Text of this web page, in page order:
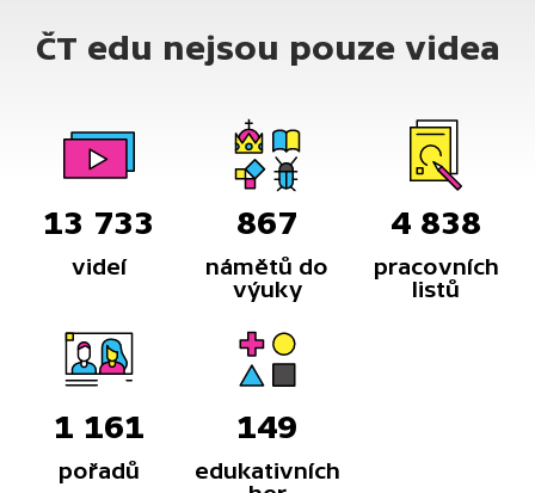
ČT edu nejsou pouze videa
13 733
videí
867
námětů do
výuky
4 838
pracovních
listů
1 161
pořadů
149
edukativních